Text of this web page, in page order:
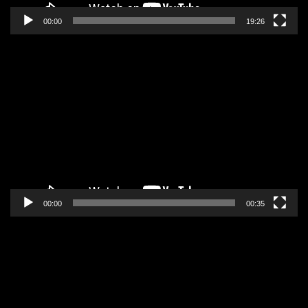
00:00 19:26
00:00 00:35